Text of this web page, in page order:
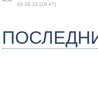
03.06.21 [18:47]